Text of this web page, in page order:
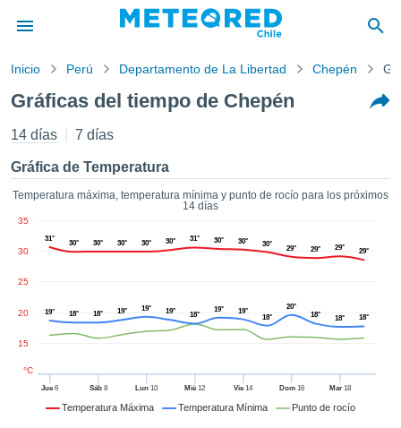
de
por
para
que la
que se
a este
las
forma
basada
Inicio Perú Departamento de La Libertad Chepén
Gráficas del tiempo de Chepén
14 días 7 días
Gráfica de Temperatura
Temperatura máxima, temperatura mínima y punto de rocío para los próximos
14 días
Temperatura Máxima Temperatura Mínima Punto de rocío
Jue 6 Sáb8 Lun 10 Mié 12 Vie 14 Dom16 Mar18
15
20
25
30
35
°C
31°
30° 30° 30° 30° 30° 31° 30° 30° 30°
29° 29° 29° 29°
19° 18° 18° 19° 19° 19° 18°
19° 19°
18°
20°
18°
18° 18°